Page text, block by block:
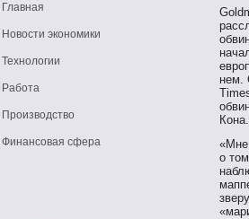
Главная
Новости экономики
Технологии
Работа
Производство
Финансовая сфера
нем.
Кона.
«Мне
о